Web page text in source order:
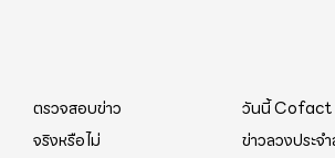
ตรวจสอบข่าว
วันนี้ Cofact
จริงหรือไม่
ข่าวลวงประจ